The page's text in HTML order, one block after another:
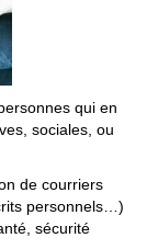
qui en
sociales, ou
de courriers
personnels…)
sécurité